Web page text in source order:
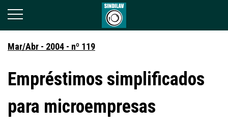
Mar/Abr - 2004 - nº 119
Empréstimos simplificados
para microempresas